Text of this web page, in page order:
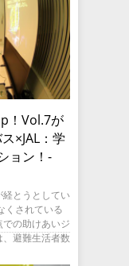
！Vol.7が
×JAL：学
ョン！-
とうとしてい
くされている
の助けあいジ
避難生活者数